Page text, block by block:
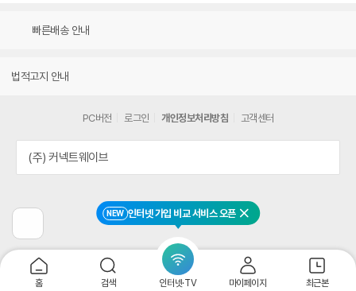
NEW 인터넷 가입 비교 서비스 오픈 닫기
홈 검색 인터넷·TV 마이페이지 최근본
빠른배송 안내
법적고지 안내
전
페
이
지
PC버전 로그인 개인정보처리방침 고객센터
(주) 커넥트웨이브